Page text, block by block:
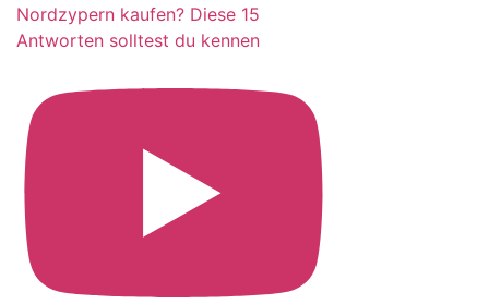
Nordzypern kaufen? Diese 15
Antworten solltest du kennen